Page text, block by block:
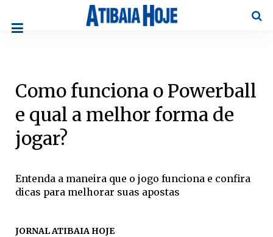
Como funciona o Powerball
e qual a melhor forma de
jogar?
Entenda a maneira que o jogo funciona e confira
dicas para melhorar suas apostas
JORNAL ATIBAIA HOJE